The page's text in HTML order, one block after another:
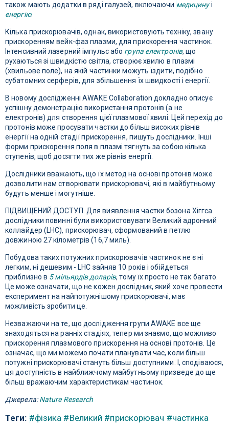
також мають додатки в ряді галузей, включаючи медицинуі
енергію.
Кілька прискорювачів, однак, використовують техніку, звану
прискоренням вейк-фаз плазми, для прискорення частинок.
Інтенсивний лазерний імпульс або група електронів, що
рухаються зі швидкістю світла, створює хвилю в плазмі
(хвильове поле), на якій частинки можуть їздити, подібно
субатомних серферів, для збільшення їх швидкості і енергії.
В новому дослідженні AWAKE Collaboration докладно описує
успішну демонстрацію використання протонів (а не
електронів) для створення цієї плазмової хвилі. Цей перехід до
протонів може просувати частки до більш високих рівнів
енергії на одній стадії прискорення, пишуть дослідники. Інші
форми прискорення поля в плазмі тягнуть за собою кілька
ступенів, щоб досягти тих же рівнів енергії.
Дослідники вважають, що їх метод на основі протонів може
дозволити нам створювати прискорювачі, які в майбутньому
будуть менше і могутніше.
ПІДВИЩЕНИЙ ДОСТУП. Для виявлення частки бозона Хіггса
дослідники повинні були використовувати Великий адронний
коллайдер (LHC), прискорювач, сформований в петлю
довжиною 27 кілометрів (16,7 миль).
Побудова таких потужних прискорювачів частинок не є ні
легким, ні дешевим - LHC зайняв 10 років і обійдеться
приблизно в 5 мільярдів доларів, тому їх просто не так багато.
Це може означати, що не кожен дослідник, який хоче провести
експеримент на найпотужнішому прискорювачі, має
можливість зробити це.
Незважаючи на те, що дослідження групи AWAKE все ще
знаходяться на ранніх стадіях, тепер ми знаємо, що можливо
прискорення плазмового прискорення на основі протонів. Це
означає, що ми можемо почати планувати час, коли більш
потужні прискорювачі стануть більш доступними. І, сподіваюся,
ця доступність в найближчому майбутньому призведе до ще
більш вражаючим характеристикам частинок.
Джерела:Nature Research
Теги: #фізика #Великий #прискорювач #частинка